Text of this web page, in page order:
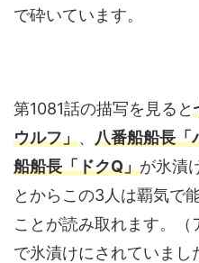
で砕いています。
第1081話の描写を見ると
ウルフ」、 八番船船長「
船船長「ドクQ」が氷漬
とからこの3人は覇気で
ことが読み取れます。
で氷漬けにされていま